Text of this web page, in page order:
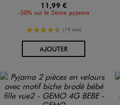
11,99 €
-50% sur le 2ème pyjama
4.5/5 de moyenne
(14 avis)
AJOUTERAU PANIER